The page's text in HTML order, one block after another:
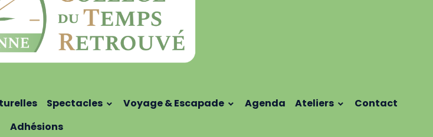
Spectacles Voyage & Escapade Agenda Ateliers
Contact
Adhésions